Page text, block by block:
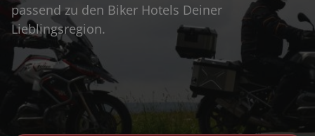
passend zu den Biker Hotels Deiner
Lieblingsregion.